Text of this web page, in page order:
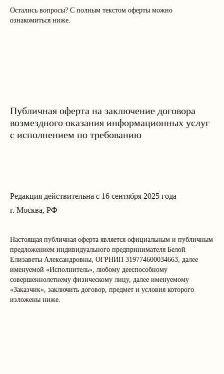
Остались вопросы? С полным текстом оферты можно
ознакомиться ниже.
Публичная оферта на заключение договора
возмездного оказания информационных услуг
с исполнением по требованию
Редакция действительна с 16 сентября 2025 года
г. Москва, РФ
Настоящая публичная оферта является официальным и публичным
предложением индивидуального предпринимателя Белой
Елизаветы Александровны, ОГРНИП 319774600034663, далее
именуемой «Исполнитель», любому дееспособному
совершеннолетнему физическому лицу, далее именуемому
«Заказчик», заключить договор, предмет и условия которого
изложены ниже.